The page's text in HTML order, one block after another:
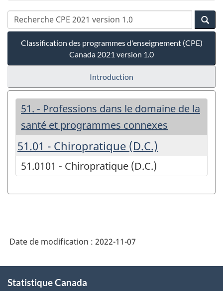
Classification des programmes d'enseignement (CPE)
Canada 2021 version 1.0
Introduction
51. - Professions dans le domaine de la
santé et programmes connexes
51.01 - Chiropratique (D.C.)
51.0101 - Chiropratique (D.C.)
Date de modification : 2022-11-07
propos
Statistique Canada